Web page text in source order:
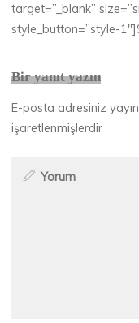
target=”_blank”
style_button=”style-
Bir yanıt yazın
E-posta adresiniz
işaretlenmişlerdir